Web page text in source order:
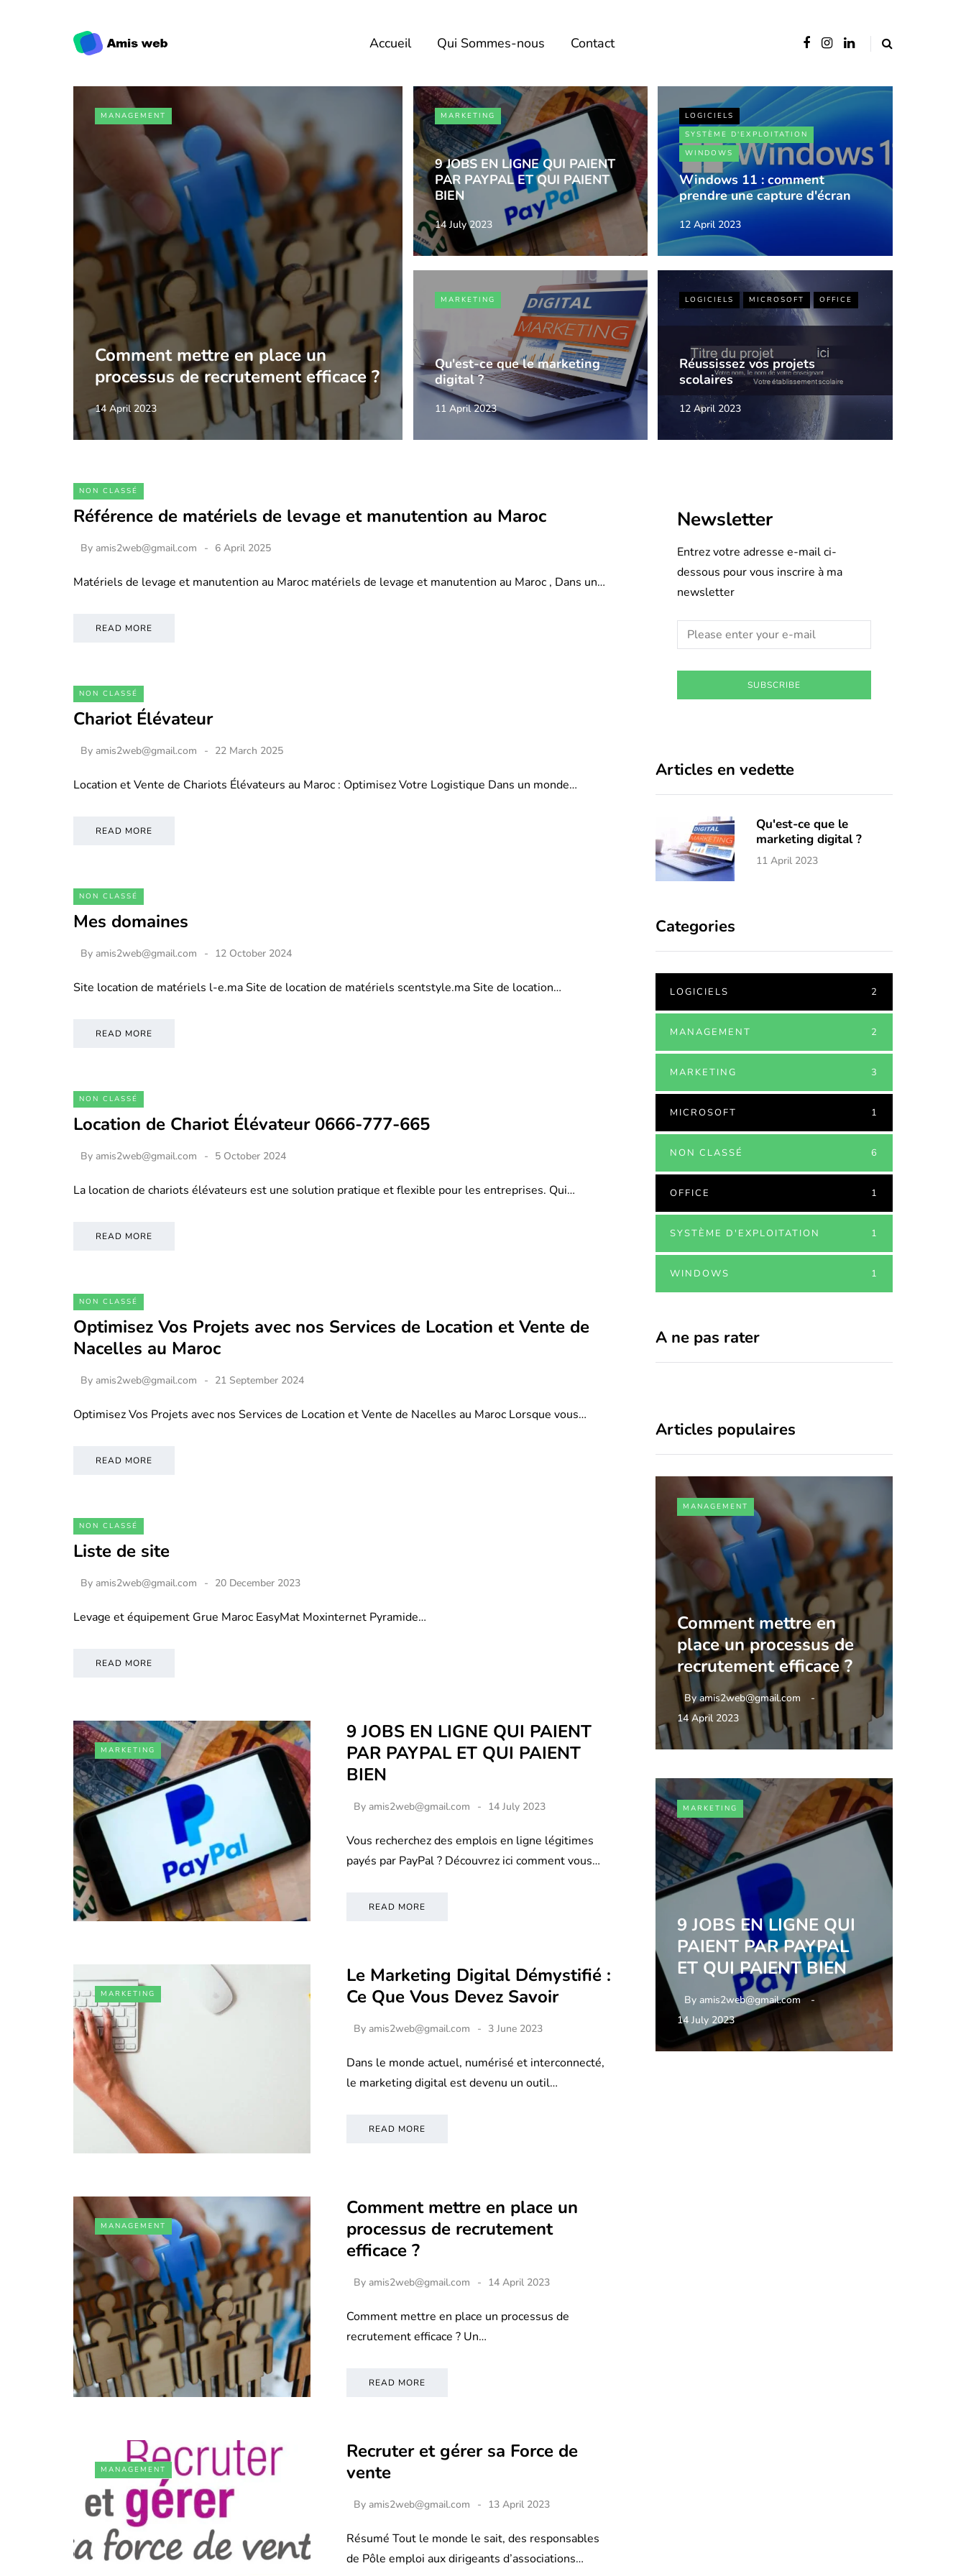
Accueil Qui Sommes-nous Contact
MANAGEMENT
Comment mettre en place un
processus de recrutement efficace ?
14 April 2023
MARKETING
9 JOBS EN LIGNE QUI PAIENT
PAR PAYPAL ET QUI PAIENT
BIEN
14 July 2023
LOGICIELS
SYSTÈME D'EXPLOITATION
WINDOWS
Windows 11 : comment
prendre une capture d'écran
12 April 2023
MARKETING
Qu'est-ce que le marketing
digital ?
11 April 2023
LOGICIELS MICROSOFT OFFICE
Réussissez vos projets
scolaires
12 April 2023
NON CLASSÉ
Référence de matériels de levage et manutention au Maroc
By amis2web@gmail.com 6 April 2025
Matériels de levage et manutention au Maroc matériels de levage et manutention au Maroc , Dans un…
READ MORE
NON CLASSÉ
Chariot Élévateur
By amis2web@gmail.com 22 March 2025
Location et Vente de Chariots Élévateurs au Maroc : Optimisez Votre Logistique Dans un monde…
READ MORE
NON CLASSÉ
Mes domaines
By amis2web@gmail.com 12 October 2024
Site location de matériels l-e.ma Site de location de matériels scentstyle.ma Site de location…
READ MORE
NON CLASSÉ
Location de Chariot Élévateur 0666-777-665
By amis2web@gmail.com 5 October 2024
La location de chariots élévateurs est une solution pratique et flexible pour les entreprises. Qui…
READ MORE
NON CLASSÉ
Optimisez Vos Projets avec nos Services de Location et Vente de
Nacelles au Maroc
By amis2web@gmail.com 21 September 2024
Optimisez Vos Projets avec nos Services de Location et Vente de Nacelles au Maroc Lorsque vous…
READ MORE
NON CLASSÉ
Liste de site
By amis2web@gmail.com 20 December 2023
Levage et équipement Grue Maroc EasyMat Moxinternet Pyramide…
READ MORE
MARKETING
9 JOBS EN LIGNE QUI PAIENT
PAR PAYPAL ET QUI PAIENT
BIEN
By amis2web@gmail.com 14 July 2023
Vous recherchez des emplois en ligne légitimes
payés par PayPal ? Découvrez ici comment vous…
READ MORE
MARKETING
Le Marketing Digital Démystifié :
Ce Que Vous Devez Savoir
By amis2web@gmail.com 3 June 2023
Dans le monde actuel, numérisé et interconnecté,
le marketing digital est devenu un outil…
READ MORE
MANAGEMENT
Comment mettre en place un
processus de recrutement
efficace ?
By amis2web@gmail.com 14 April 2023
Comment mettre en place un processus de
recrutement efficace ? Un…
READ MORE
MANAGEMENT
Recruter et gérer sa Force de
vente
By amis2web@gmail.com 13 April 2023
Résumé Tout le monde le sait, des responsables
de Pôle emploi aux dirigeants d’associations…
Newsletter
Entrez votre adresse e-mail ci-
dessous pour vous inscrire à ma
newsletter
SUBSCRIBE
Articles en vedette
Qu'est-ce que le
marketing digital ?
11 April 2023
Categories
LOGICIELS 2
MANAGEMENT 2
MARKETING 3
MICROSOFT 1
NON CLASSÉ 6
OFFICE 1
SYSTÈME D'EXPLOITATION 1
WINDOWS 1
A ne pas rater
Articles populaires
MANAGEMENT
Comment mettre en
place un processus de
recrutement efficace ?
Byamis2web@gmail.com
14 April 2023
MARKETING
9 JOBS EN LIGNE QUI
PAIENT PAR PAYPAL
ET QUI PAIENT BIEN
By amis2web@gmail.com
14 July 2023